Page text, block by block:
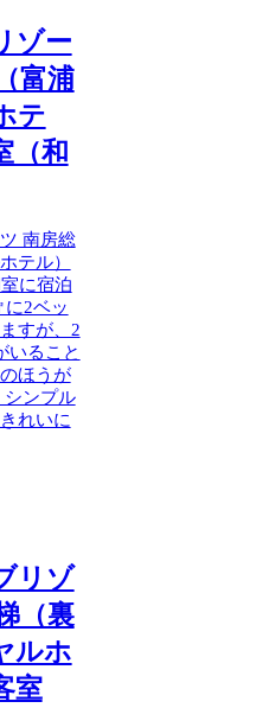
ゾー
富浦
テ
（和
南房総
テル）
に宿泊
に2ベッ
すが、2
いること
ほうが
シンプル
れいに
リゾ
（裏
ルホ
室